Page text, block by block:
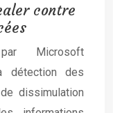
contre
par Microsoft
détection des
dissimulation